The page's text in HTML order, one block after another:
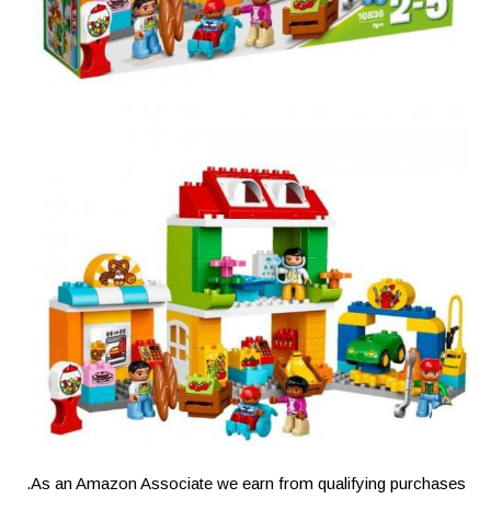
As an Amazon Associate we earn from qualifying purchases.